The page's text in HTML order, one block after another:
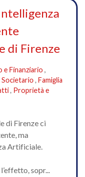
di Firenze
e Finanziario ,
, Famiglia
, Proprietà e
di Firenze ci
ma
Artificiale.
sopr...